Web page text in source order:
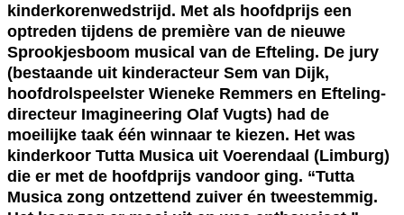
kinderkorenwedstrijd. Met als hoofdprijs een
optreden tijdens de première van de nieuwe
Sprookjesboom musical van de Efteling. De jury
(bestaande uit kinderacteur Sem van Dijk,
hoofdrolspeelster Wieneke Remmers en Efteling-
directeur Imagineering Olaf Vugts) had de
moeilijke taak één winnaar te kiezen. Het was
kinderkoor Tutta Musica uit Voerendaal (Limburg)
die er met de hoofdprijs vandoor ging. “Tutta
Musica zong ontzettend zuiver én tweestemmig.